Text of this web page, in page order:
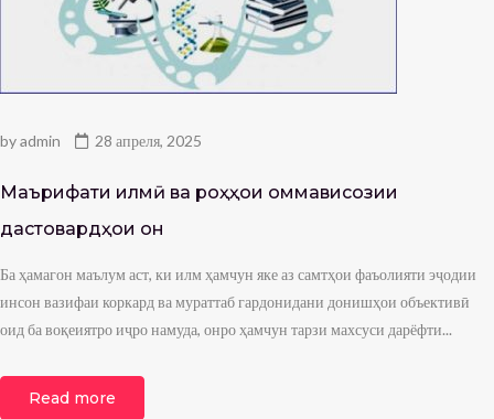
byadmin 28 апреля, 2025
Маърифати илмӣ ва роҳҳои оммависозии
дастовардҳои он
Ба ҳамагон маълум аст, ки илм ҳамчун яке аз самтҳои фаъолияти эҷодии
инсон вазифаи коркард ва мураттаб гардонидани донишҳои объективӣ
оид ба воқеиятро иҷро намуда, онро ҳамчун тарзи махсуси дарёфти...
Read more